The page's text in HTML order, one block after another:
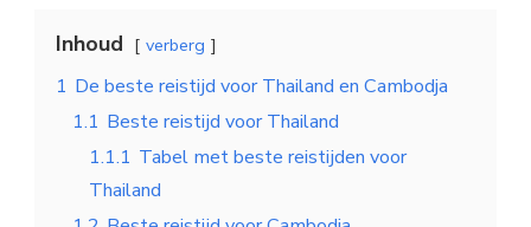
Inhoud verberg
1 De beste reistijd voor Thailand en Cambodja
1.1 Beste reistijd voor Thailand
1.1.1 Tabel met beste reistijden voor
Thailand